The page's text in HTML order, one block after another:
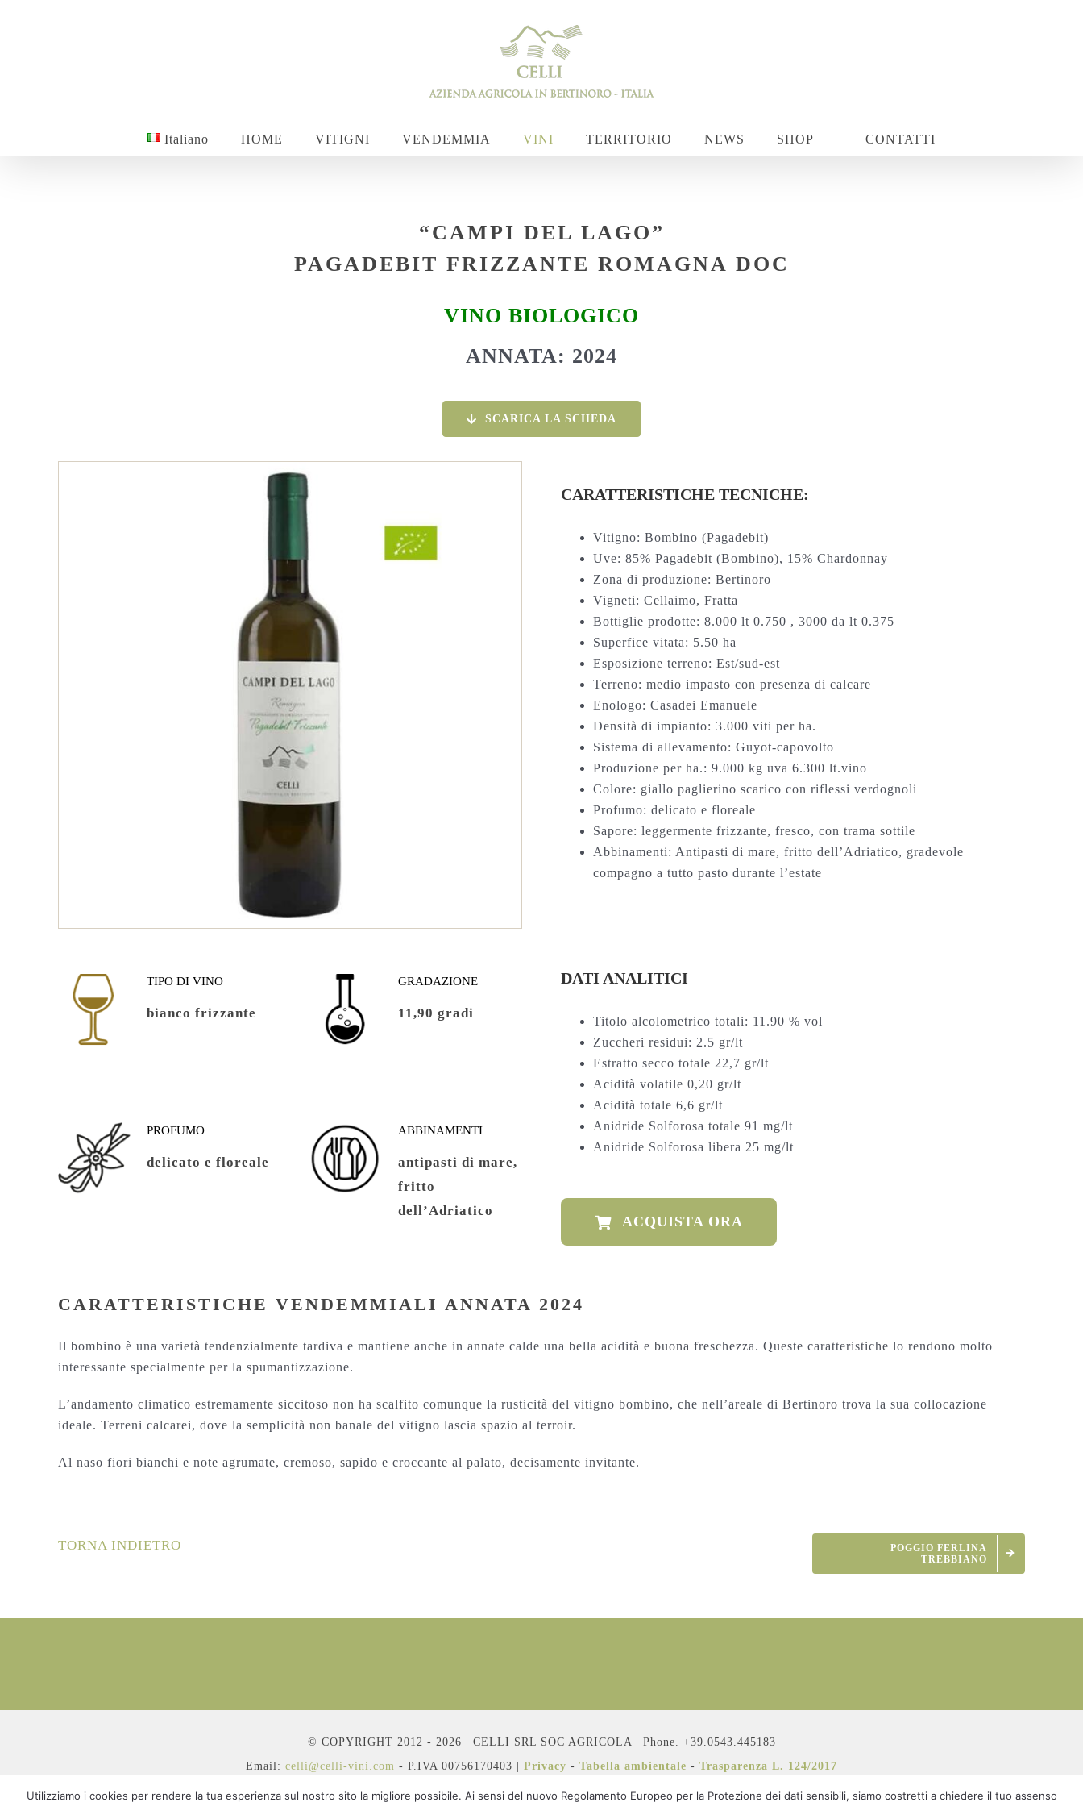
Italiano HOME VITIGNI VENDEMMIA VINI TERRITORIO NEWS SHOP CONTATTI
“CAMPI DEL LAGO”
PAGADEBIT FRIZZANTE ROMAGNA DOC
VINO BIOLOGICO
ANNATA: 2024
SCARICA LA SCHEDA
CARATTERISTICHE TECNICHE:
Vitigno: Bombino (Pagadebit)
Uve: 85% Pagadebit (Bombino), 15% Chardonnay
Zona di produzione: Bertinoro
Vigneti: Cellaimo, Fratta
Bottiglie prodotte: 8.000 lt 0.750 , 3000 da lt 0.375
Superfice vitata: 5.50 ha
Esposizione terreno: Est/sud-est
Terreno: medio impasto con presenza di calcare
Enologo: Casadei Emanuele
Densità di impianto: 3.000 viti per ha.
Sistema di allevamento: Guyot-capovolto
Produzione per ha.: 9.000 kg uva 6.300 lt.vino
Colore: giallo paglierino scarico con riflessi verdognoli
Profumo: delicato e floreale
Sapore: leggermente frizzante, fresco, con trama sottile
Abbinamenti: Antipasti di mare, fritto dell’Adriatico, gradevole
compagno a tutto pasto durante l’estate
TIPO DI VINO
bianco frizzante
PROFUMO
delicato e floreale
GRADAZIONE
11,90 gradi
ABBINAMENTI
antipasti di mare,
fritto
dell’Adriatico
DATI ANALITICI
Titolo alcolometrico totali: 11.90 % vol
Zuccheri residui: 2.5 gr/lt
Estratto secco totale 22,7 gr/lt
Acidità volatile 0,20 gr/lt
Acidità totale 6,6 gr/lt
Anidride Solforosa totale 91 mg/lt
Anidride Solforosa libera 25 mg/lt
ACQUISTA ORA
CARATTERISTICHE VENDEMMIALI ANNATA 2024
Il bombino è una varietà tendenzialmente tardiva e mantiene anche in annate calde una bella acidità e buona freschezza. Queste caratteristiche lo rendono molto
interessante specialmente per la spumantizzazione.
L’andamento climatico estremamente siccitoso non ha scalfito comunque la rusticità del vitigno bombino, che nell’areale di Bertinoro trova la sua collocazione
ideale. Terreni calcarei, dove la semplicità non banale del vitigno lascia spazio al terroir.
Al naso fiori bianchi e note agrumate, cremoso, sapido e croccante al palato, decisamente invitante.
TORNA INDIETRO
POGGIO FERLINA
TREBBIANO
© COPYRIGHT 2012 - 2026 | CELLI SRL SOC AGRICOLA | Phone. +39.0543.445183
Email: celli@celli-vini.com - P.IVA 00756170403 | Privacy - Tabella ambientale - Trasparenza L. 124/2017
Utilizziamo i cookies per rendere la tua esperienza sul nostro sito la migliore possibile. Ai sensi del nuovo Regolamento Europeo per la Protezione dei dati sensibili, siamo costretti a chiedere il tuo assenso